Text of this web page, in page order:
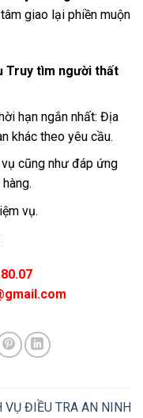
giao lại phiền muộn
Truy tìm người thất
hạn ngắn nhất: Địa
khác theo yêu cầu.
cũng như đáp ứng
vụ.
VỤ ĐIỀU TRA AN NINH